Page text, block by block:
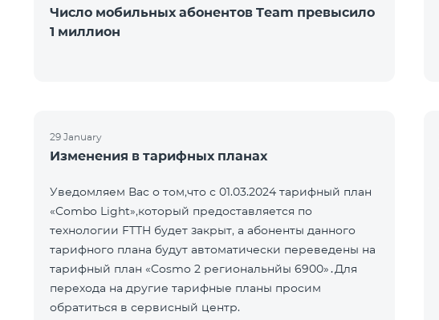
Число мобильных абонентов Team превысило
1 миллион
29 January
Изменения в тарифных планах
Уведомляем Вас о том,что с 01.03.2024 тарифный план
«Combo Light»,который предоставляется по
технологии FTTH будет закрыт, а абоненты данного
тарифного плана будут автоматически переведены на
тарифный план «Cosmo 2 региональнйы 6900»․Для
перехода на другие тарифные планы просим
обратиться в сервисный центр.